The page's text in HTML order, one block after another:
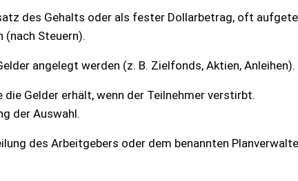
des Gehalts oder als fester Dollarbetrag, oft
(nach Steuern).
angelegt werden (z. B. Zielfonds, Aktien, Anleihen).
Gelder erhält, wenn der Teilnehmer verstirbt.
der Auswahl.
des Arbeitgebers oder dem benannten